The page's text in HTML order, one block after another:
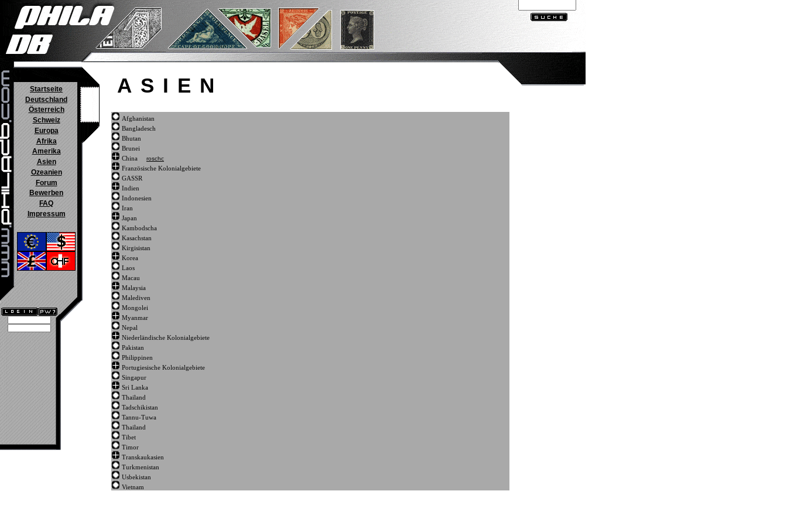
Startseite
Deutschland
Österreich
Schweiz
Europa
Afrika
Amerika
Asien
Ozeanien
Forum
Bewerben
FAQ
Impressum
ASIEN
Afghanistan
Bangladesch
Bhutan
Brunei
China
roschc
Französische Kolonialgebiete
GASSR
Indien
Indonesien
Iran
Japan
Kambodscha
Kasachstan
Kirgisistan
Korea
Laos
Macau
Malaysia
Malediven
Mongolei
Myanmar
Nepal
Niederländische Kolonialgebiete
Pakistan
Philippinen
Portugiesische Kolonialgebiete
Singapur
Sri Lanka
Thailand
Tadschikistan
Tannu-Tuwa
Thailand
Tibet
Timor
Transkaukasien
Turkmenistan
Usbekistan
Vietnam